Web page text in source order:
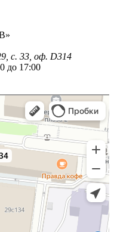
с. 33, оф. D314
до 17:00